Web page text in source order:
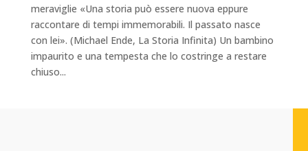
meraviglie «Una storia può essere nuova eppure
raccontare di tempi immemorabili. Il passato nasce
con lei». (Michael Ende, La Storia Infinita) Un bambino
impaurito e una tempesta che lo costringe a restare
chiuso...